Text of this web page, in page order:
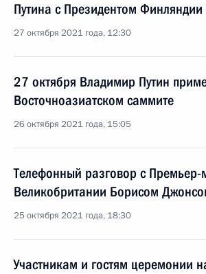
Путина с Президентом
27 октября 2021 года, 12:30
27 октября Владимир Путин
Восточноазиатском саммите
26 октября 2021 года, 15:05
Телефонный разговор с Премьер-
Великобритании Борисом
25 октября 2021 года, 18:30
Участникам и гостям церемонии